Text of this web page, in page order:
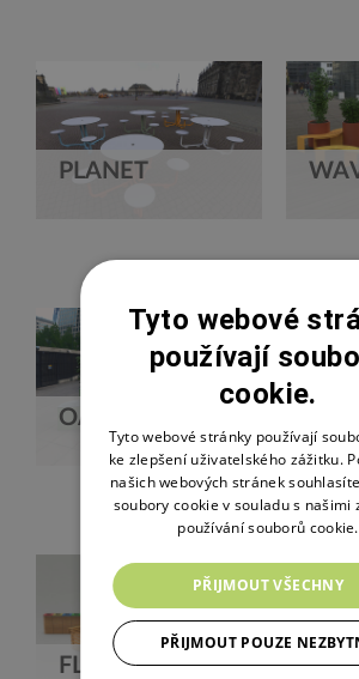
PLANET
OASIS
FLASH
Tyto webové
používají
cookie.
Tyto webové stránky používají
ke zlepšení uživatelského zážitku.
našich webových stránek
soubory cookie v souladu s našimi
používání souborů cookie.
PŘIJMOUT VŠECHNY
PŘIJMOUT POUZE